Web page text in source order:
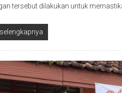
tersebut dilakukan untuk